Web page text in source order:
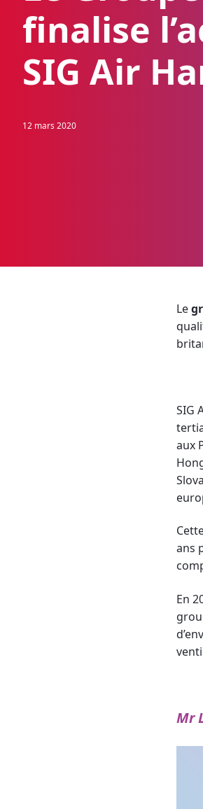
finalise
SIG Air
12 mars 2020
Le
SIG
aux
ans
En
Mr